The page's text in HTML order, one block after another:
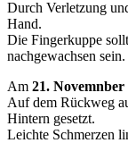
Durch Verletzung
Hand.
Die Fingerkuppe
nachgewachsen sein.
Am 21. Novemnber
Auf dem Rückweg
Hintern gesetzt.
Leichte Schmerzen